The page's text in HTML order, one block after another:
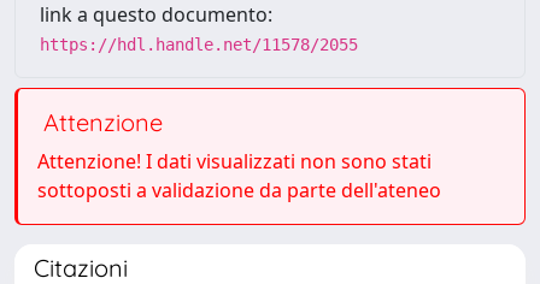
link a questo documento:
https://hdl.handle.net/11578/2055
Attenzione
Attenzione! I dati visualizzati non sono stati
sottoposti a validazione da parte dell'ateneo
Citazioni